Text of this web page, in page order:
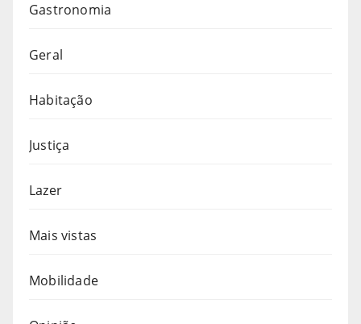
Gastronomia
Geral
Habitação
Justiça
Lazer
Mais vistas
Mobilidade